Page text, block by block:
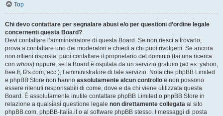
Top
Chi devo contattare per segnalare abusi e/o per questioni d’ordine legale
concernenti questa Board?
Devi contattare l’amministratore di questa Board. Se non riesci a trovarlo,
prova a contattare uno dei moderatori e chiedi a chi puoi rivolgerti. Se ancora
non ottieni risposta, puoi contattare il proprietario del dominio (fai una ricerca
con whois) oppure, se la Board è ospitata da un servizio gratuito (ad es. yahoo,
free.fr, f2s.com, ecc.), l’amministratore di tale servizio. Nota che phpBB Limited
e phpBB Store non hanno assolutamente alcun controllo e non possono
essere ritenuti responsabili di come, dove e da chi viene utilizzata questa
Board. È assolutamente inutile contattare phpBB Limited o phpBB Store in
relazione a qualsiasi questione legale non direttamente collegata al sito
phpBB.com, phpBB-Italia.it o al software phpBB stesso. I messaggi di posta